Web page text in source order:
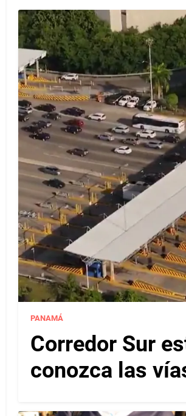
PANAMÁ
Corredor Sur
conozca las